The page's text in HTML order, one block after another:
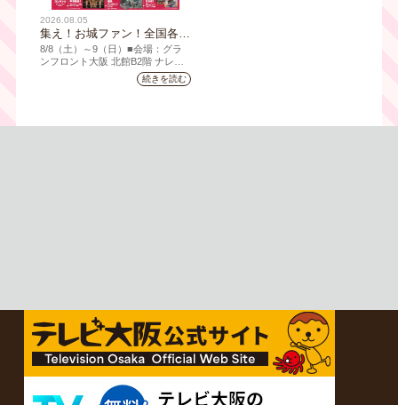
2026.08.05
集え！お城ファン！全国各地
のお城PRブースが群雄割
拠！『大阪・お城フェス
2026』、いよいよ8/8（土）
8/8（⼟）～9（日）■会場：グラ
ンフロント⼤阪 北館B2階 ナレッ
ジキャピタル コングレコンベンシ
ョンセンター ⼤⼈ 前売1,400円
続きを読む